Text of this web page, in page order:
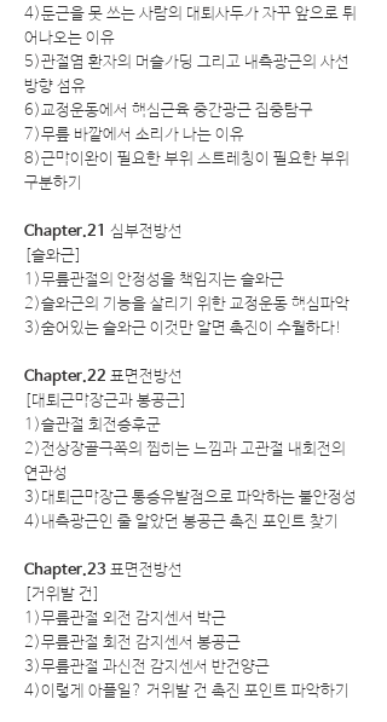
4)둔근을 못 쓰는 사람의 대퇴사두가 자꾸 앞으로 튀
어나오는 이유
5)관절염 환자의 머슬가딩 그리고 내측광근의 사선
방향 섬유
6)교정운동에서 핵심근육 중간광근 집중탐구
7)무릎 바깥에서 소리가 나는 이유
8)근막이완이 필요한 부위 스트레칭이 필요한 부위
구분하기
Chapter.21 심부전방선
[슬와근]
1)무릎관절의 안정성을 책임지는 슬와근
2)슬와근의 기능을 살리기 위한 교정운동 핵심파악
3)숨어있는 슬와근 이것만 알면 촉진이 수월하다!
Chapter.22 표면전방선
[대퇴근막장근과 봉공근]
1)슬관절 회전증후군
2)전상장골극쪽의 찝히는 느낌과 고관절 내회전의
연관성
3)대퇴근막장근 통증유발점으로 파악하는 불안정성
4)내측광근인 줄 알았던 봉공근 촉진 포인트 찾기
Chapter.23 표면전방선
[거위발 건]
1)무릎관절 외전 감지센서 박근
2)무릎관절 회전 감지센서 봉공근
3)무릎관절 과신전 감지센서 반건양근
4)이렇게 아플일? 거위발 건 촉진 포인트 파악하기